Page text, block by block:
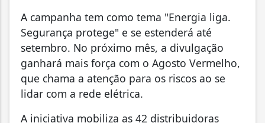
A campanha tem como tema "Energia liga.
Segurança protege" e se estenderá até
setembro. No próximo mês, a divulgação
ganhará mais força com o Agosto Vermelho,
que chama a atenção para os riscos ao se
lidar com a rede elétrica.
A iniciativa mobiliza as 42 distribuidoras